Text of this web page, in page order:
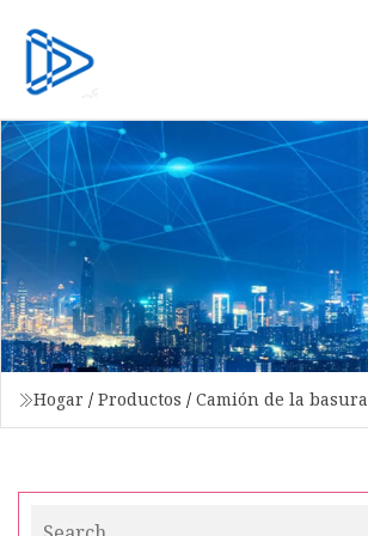
Hogar / Productos / Camión de la basura